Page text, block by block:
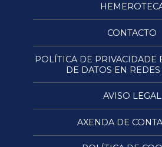
CONTACTO
POLÍTICA DE PRIVACIDADE
DE DATOS EN
AVISO LEGAL
AXENDA DE